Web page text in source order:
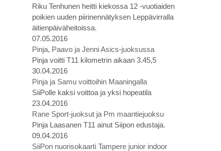
Riku Tenhunen heitti kiekossa 12 -vuotiaiden
poikien uuden piirinennätyksen Leppävirralla
äitienpäiväheitoissa.
07.05.2016
Pinja, Paavo ja Jenni Asics-juoksussa
Pinja voitti T11 kilometrin aikaan 3.45,5
30.04.2016
Pinja ja Samu voittoihin Maaningalla
SiiPolle kaksi voittoa ja yksi hopeatila
23.04.2016
Rane Sport-juoksut ja Pm maantiejuoksu
Pinja Laasanen T11 ainut Siipon edustaja.
09.04.2016
SiiPon nuorisokaarti Tampere junior indoor